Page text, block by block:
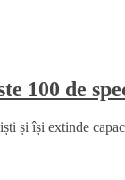
100 de
și își extinde